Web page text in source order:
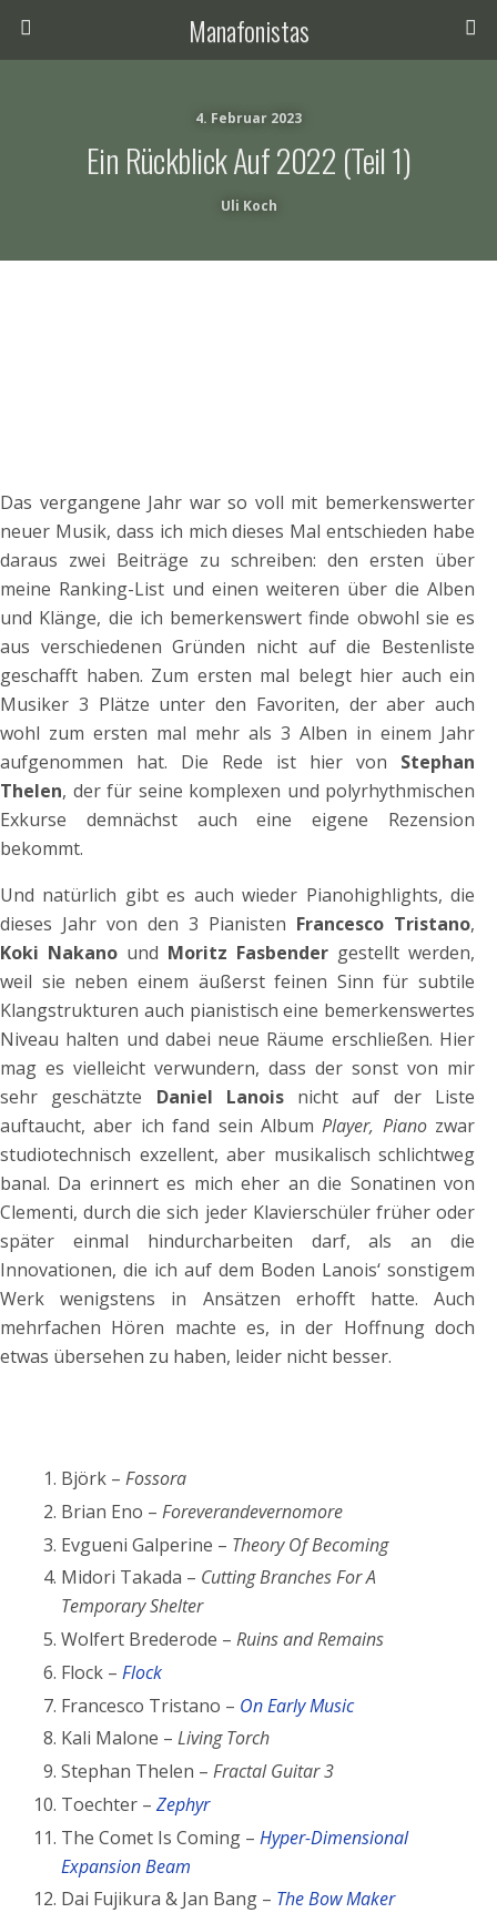
Manafonistas
4. Februar 2023
Ein Rückblick Auf 2022 (Teil 1)
Uli Koch
Das vergangene Jahr war so voll mit bemerkenswerter
neuer Musik, dass ich mich dieses Mal entschieden habe
daraus zwei Beiträge zu schreiben: den ersten über
meine Ranking-List und einen weiteren über die Alben
und Klänge, die ich bemerkenswert finde obwohl sie es
aus verschiedenen Gründen nicht auf die Bestenliste
geschafft haben. Zum ersten mal belegt hier auch ein
Musiker 3 Plätze unter den Favoriten, der aber auch
wohl zum ersten mal mehr als 3 Alben in einem Jahr
aufgenommen hat. Die Rede ist hier von Stephan
Thelen, der für seine komplexen und polyrhythmischen
Exkurse demnächst auch eine eigene Rezension
bekommt.
Und natürlich gibt es auch wieder Pianohighlights, die
dieses Jahr von den 3 Pianisten Francesco Tristano,
Koki Nakano und Moritz Fasbender gestellt werden,
weil sie neben einem äußerst feinen Sinn für subtile
Klangstrukturen auch pianistisch eine bemerkenswertes
Niveau halten und dabei neue Räume erschließen. Hier
mag es vielleicht verwundern, dass der sonst von mir
sehr geschätzte Daniel Lanoisnicht auf der Liste
auftaucht, aber ich fand sein AlbumPlayer, Pianozwar
studiotechnisch exzellent, aber musikalisch schlichtweg
banal. Da erinnert es mich eher an die Sonatinen von
Clementi, durch die sich jeder Klavierschüler früher oder
später einmal hindurcharbeiten darf, als an die
Innovationen, die ich auf dem Boden Lanois‘ sonstigem
Werk wenigstens in Ansätzen erhofft hatte. Auch
mehrfachen Hören machte es, in der Hoffnung doch
etwas übersehen zu haben, leider nicht besser.
Björk –Fossora
Brian Eno –Foreverandevernomore
Evgueni Galperine – Theory Of Becoming
Midori Takada – Cutting Branches For A
Temporary Shelter
Wolfert Brederode –Ruins and Remains
Flock –Flock
Francesco Tristano – On Early Music
Kali Malone –Living Torch
Stephan Thelen –Fractal Guitar 3
Toechter –Zephyr
The Comet Is Coming –Hyper-Dimensional
Expansion Beam
Dai Fujikura & Jan Bang – The Bow Maker